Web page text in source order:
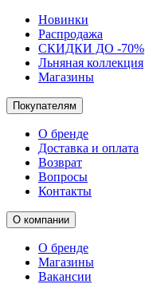
Новинки
Распродажа
СКИДКИ ДО -70%
Льняная коллекция
Магазины
Покупателям
О бренде
Доставка и оплата
Возврат
Вопросы
Контакты
О компании
О бренде
Магазины
Вакансии